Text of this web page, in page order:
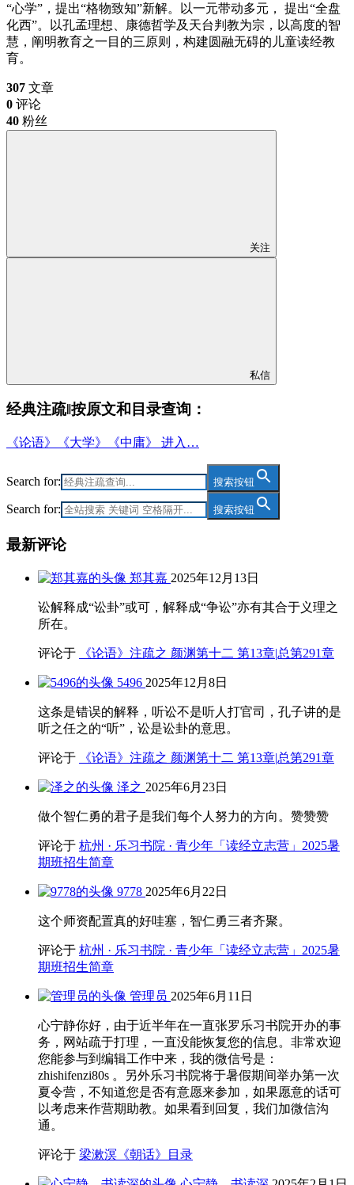
“心学”，提出“格物致知”新解。以一元带动多元， 提出“全盘
化西”。以孔孟理想、康德哲学及天台判教为宗，以高度的智
慧，阐明教育之一目的三原则，构建圆融无碍的儿童读经教
育。
307 文章
0 评论
40 粉丝
关注
私信
经典注疏‖按原文和目录查询：
《论语》《大学》《中庸》 进入…
Search for: 搜索按钮
Search for: 搜索按钮
最新评论
郑其嘉 2025年12月13日
讼解释成“讼卦”或可，解释成“争讼”亦有其合于义理之
所在。
评论于 《论语》注疏之 颜渊第十二 第13章|总第291章
5496 2025年12月8日
这条是错误的解释，听讼不是听人打官司，孔子讲的是
听之任之的“听”，讼是讼卦的意思。
评论于 《论语》注疏之 颜渊第十二 第13章|总第291章
泽之 2025年6月23日
做个智仁勇的君子是我们每个人努力的方向。赞赞赞
评论于 杭州 · 乐习书院 · 青少年「读经立志营」2025暑
期班招生简章
9778 2025年6月22日
这个师资配置真的好哇塞，智仁勇三者齐聚。
评论于 杭州 · 乐习书院 · 青少年「读经立志营」2025暑
期班招生简章
管理员 2025年6月11日
心宁静你好，由于近半年在一直张罗乐习书院开办的事
务，网站疏于打理，一直没能恢复您的信息。非常欢迎
您能参与到编辑工作中来，我的微信号是：
zhishifenzi80s 。另外乐习书院将于暑假期间举办第一次
夏令营，不知道您是否有意愿来参加，如果愿意的话可
以考虑来作营期助教。如果看到回复，我们加微信沟
通。
评论于 梁漱溟《朝话》目录